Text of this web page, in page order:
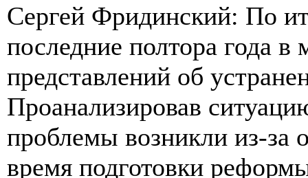
Сергей Фридинский: По
последние полтора года
представлений об
Проанализировав
проблемы возникли из-за
время подготовки